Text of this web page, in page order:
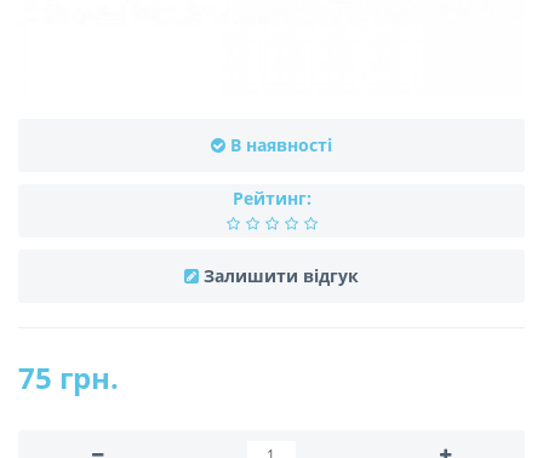
В наявності
Рейтинг:
Залишити відгук
75 грн.